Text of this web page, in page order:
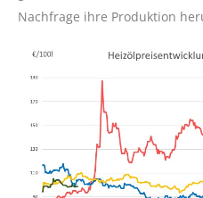
Nachfrage ihre Produktion